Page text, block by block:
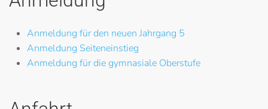
Anmeldung für den neuen Jahrgang 5
Anmeldung Seiteneinstieg
Anmeldung für die gymnasiale Oberstufe